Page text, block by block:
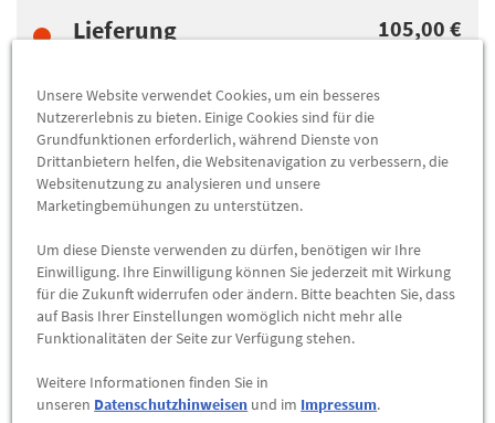
Lieferung 105,00 €
Abholung
Preis inkl.19%MwSt.
Abholbar andiesen Standorten
105,00 €
-
ZUM WARENKORB HINZUFÜGEN
Herstellerangaben:AUDI AG |Auto-Union-Str. 1 |
Ingolstadt |
Unsere Website verwendet Cookies, um ein besseres
Nutzererlebnis zu bieten. Einige Cookies sind für die
Grundfunktionen erforderlich, während Dienste von
Drittanbietern helfen, die Websitenavigation zu verbessern, die
Websitenutzung zu analysieren und unsere
Marketingbemühungen zu unterstützen.
Um diese Dienste verwenden zu dürfen, benötigen wir Ihre
Einwilligung. Ihre Einwilligung können Sie jederzeit mit Wirkung
für die Zukunft widerrufen oder ändern. Bitte beachten Sie, dass
auf Basis Ihrer Einstellungen womöglich nicht mehr alle
Funktionalitäten der Seite zur Verfügung stehen.
Weitere Informationen finden Sie in
unseren Datenschutzhinweisen und im Impressum.